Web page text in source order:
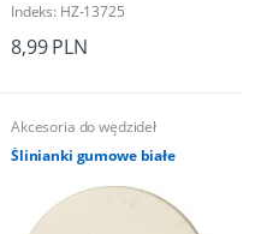
Indeks: HZ-13725
8,99 PLN
Akcesoria do wędzideł
Ślinianki gumowe białe